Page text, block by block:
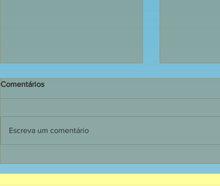
1ª. Pág. 05/08/2026
Comentários
Escreva um comentário